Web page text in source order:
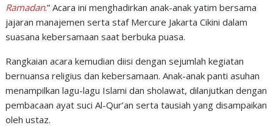
Ramadan.” Acara ini menghadirkan anak-anak yatim bersama
jajaran manajemen serta staf Mercure Jakarta Cikini dalam
suasana kebersamaan saat berbuka puasa.
Rangkaian acara kemudian diisi dengan sejumlah kegiatan
bernuansa religius dan kebersamaan. Anak-anak panti asuhan
menampilkan lagu-lagu Islami dan sholawat, dilanjutkan dengan
pembacaan ayat suci Al-Qur’an serta tausiah yang disampaikan
oleh ustaz.